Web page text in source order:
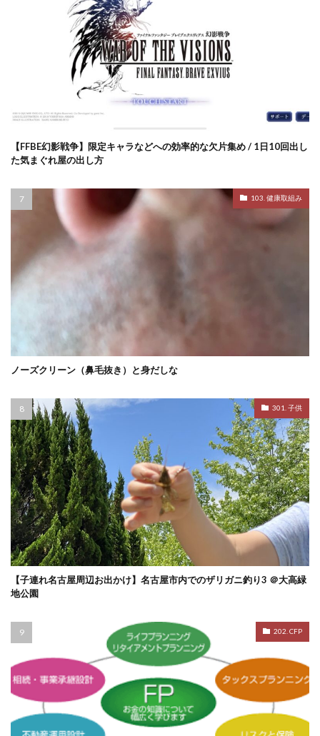
【FFBE幻影戦争】限定キャラなどへの効率的な欠片集め / 1日10回出し
た気まぐれ屋の出し方
103. 健康取組み
ノーズクリーン（鼻毛抜き）と身だしな
301. 子供
【子連れ名古屋周辺お出かけ】名古屋市内でのザリガニ釣り3 ＠大高緑
地公園
202. CFP